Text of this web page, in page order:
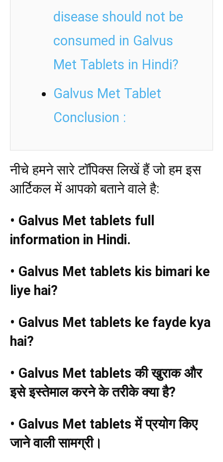
disease should not be
consumed in Galvus
Met Tablets in Hindi?
Galvus Met Tablet
Conclusion :
नीचे हमने सारे टॉपिक्स लिखें हैं जो हम इस
आर्टिकल में आपको बताने वाले है:
• Galvus Met tablets full
information in Hindi.
• Galvus Met tablets kis bimari ke
liye hai?
• Galvus Met tablets ke fayde kya
hai?
• Galvus Met tabletsकी खुराक और
इसे इस्तेमाल करने के तरीके क्या है?
• Galvus Met tabletsमें प्रयोग किए
जाने वाली सामग्री।